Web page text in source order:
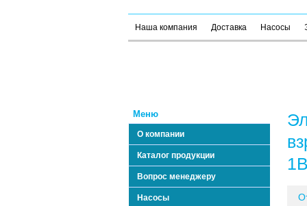
Наша компания Доставка Насосы
Меню
О компании
Каталог продукции
Вопрос менеджеру
Насосы